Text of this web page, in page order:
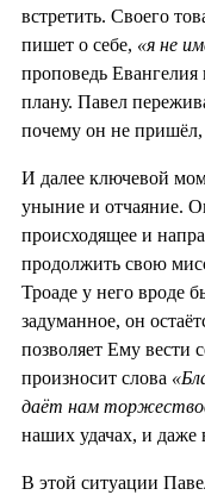
встретить. Своего
пишет о себе, «я не
проповедь
плану. Павел
почему он не пришёл,
И далее ключевой
уныние и отчаяние.
происходящее и
продолжить свою
Троаде у него вроде
задуманное, он
позволяет Ему вести
произносит слова
даёт нам
наших удачах, и даже
В этой ситуации